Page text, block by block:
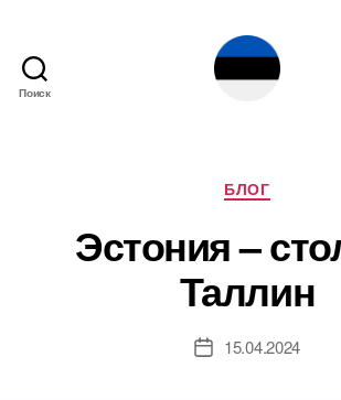
Поиск
Рубрики
БЛОГ
Эстония –
Таллин
Дата15.04.2024